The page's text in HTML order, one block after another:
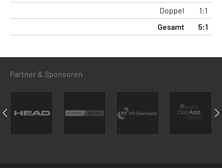
Doppel
1:1
Gesamt
5:1
Partner & Sponsoren